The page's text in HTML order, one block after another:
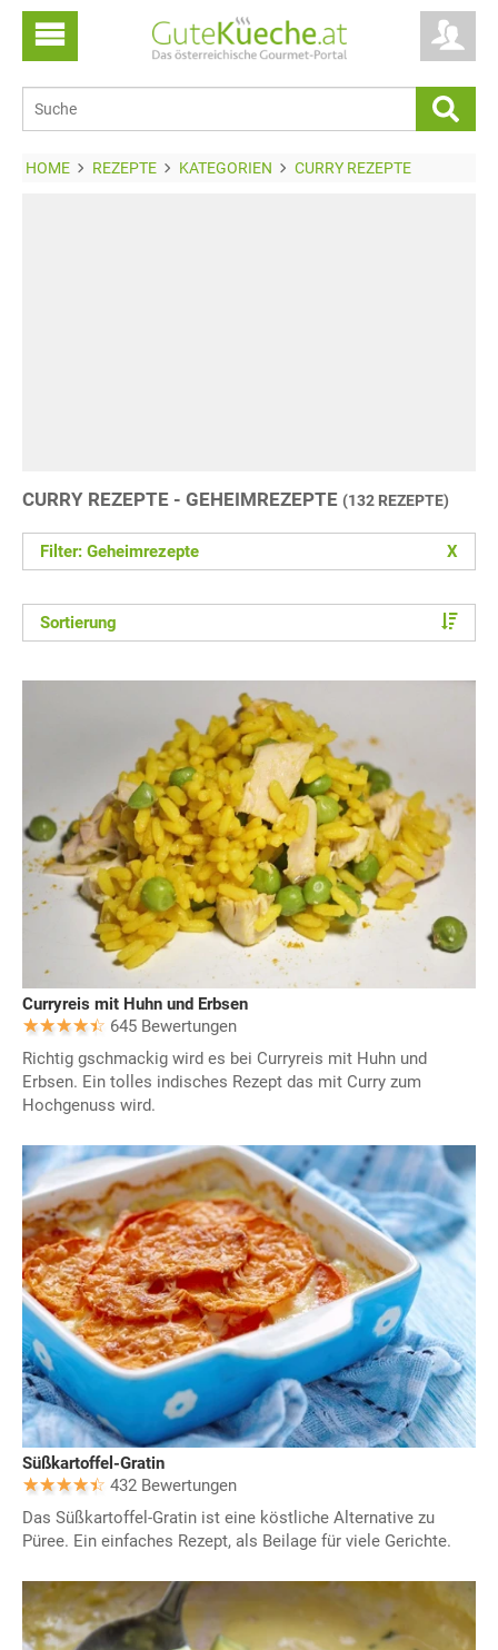
HOME REZEPTE KATEGORIEN CURRY REZEPTE
CURRY REZEPTE - GEHEIMREZEPTE (132 REZEPTE)
Filter: Geheimrezepte X
Sortierung
Curryreis mit Huhn und Erbsen
645 Bewertungen
Richtig gschmackig wird es bei Curryreis mit Huhn und
Erbsen. Ein tolles indisches Rezept das mit Curry zum
Hochgenuss wird.
Süßkartoffel-Gratin
432 Bewertungen
Das Süßkartoffel-Gratin ist eine köstliche Alternative zu
Püree. Ein einfaches Rezept, als Beilage für viele Gerichte.